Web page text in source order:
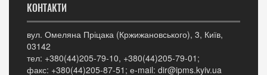
КОНТАКТИ
вул. Омеляна Пріцака (Кржижановського), 3, Київ,
03142
тел: +380(44)205-79-10, +380(44)205-79-01;
факс: +380(44)205-87-51; е-mail: dir@ipms.kyiv.ua